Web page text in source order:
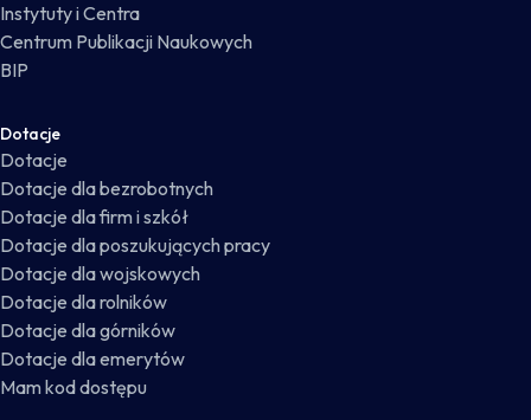
Instytuty i Centra
Centrum Publikacji Naukowych
BIP
Dotacje
Dotacje
Dotacje dla bezrobotnych
Dotacje dla firm i szkół
Dotacje dla poszukujących pracy
Dotacje dla wojskowych
Dotacje dla rolników
Dotacje dla górników
Dotacje dla emerytów
Mam kod dostępu